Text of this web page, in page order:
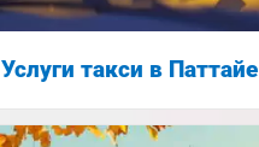
Услуги такси в Паттайе